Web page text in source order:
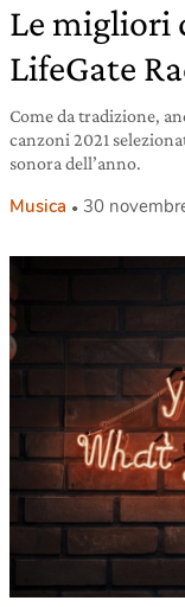
Le migliori
LifeGate
Come da tradizione,
canzoni 2021
sonora dell’anno.
Musica 30